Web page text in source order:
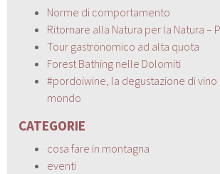
Norme di comportamento
Ritornare alla Natura per la Natura –
Tour gastronomico ad alta quota
Forest Bathing nelle Dolomiti
#pordoiwine, la degustazione di vino
mondo
CATEGORIE
cosa fare in montagna
eventi